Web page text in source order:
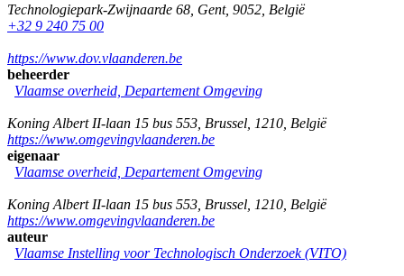
Technologiepark-Zwijnaarde 68 Gent, 9052 België
+32 9 240 75 00
https://www.dov.vlaanderen.be
beheerder
Vlaamse overheid, Departement Omgeving
Koning Albert II-laan 15 bus 553 Brussel 1210 België
https://www.omgevingvlaanderen.be
eigenaar
Vlaamse overheid, Departement Omgeving
Koning Albert II-laan 15 bus 553 Brussel 1210 België
https://www.omgevingvlaanderen.be
auteur
Vlaamse Instelling voor Technologisch Onderzoek (VITO)